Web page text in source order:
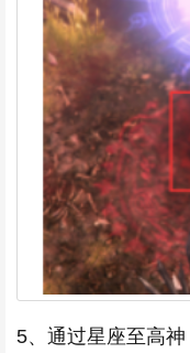
5、通过星座至高